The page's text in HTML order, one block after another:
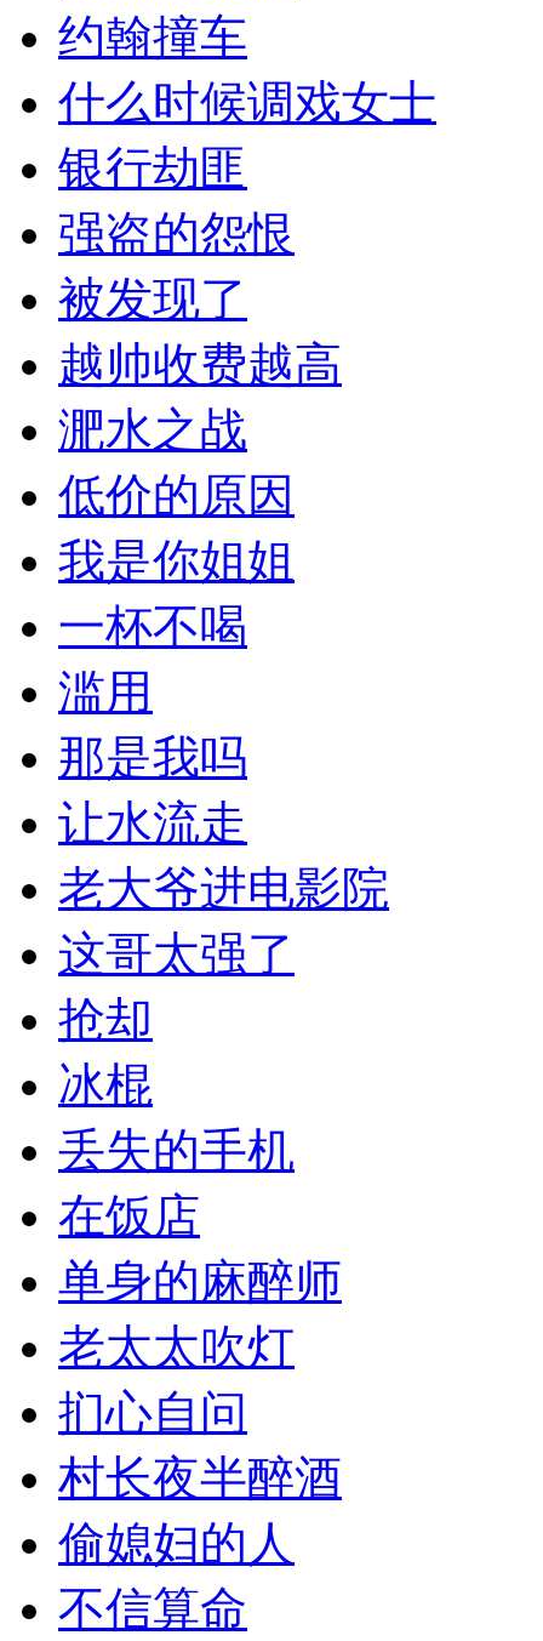
约翰撞车
什么时候调戏女士
银行劫匪
强盗的怨恨
被发现了
越帅收费越高
淝水之战
低价的原因
我是你姐姐
一杯不喝
滥用
那是我吗
让水流走
老大爷进电影院
这哥太强了
抢却
冰棍
丢失的手机
在饭店
单身的麻醉师
老太太吹灯
扪心自问
村长夜半醉酒
偷媳妇的人
不信算命